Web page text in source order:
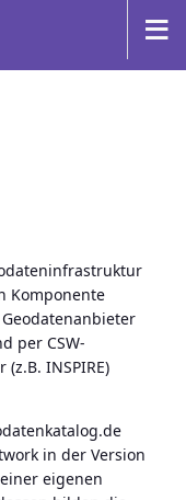
Komponente
per CSW-
INSPIRE)
in der Version
eigenen